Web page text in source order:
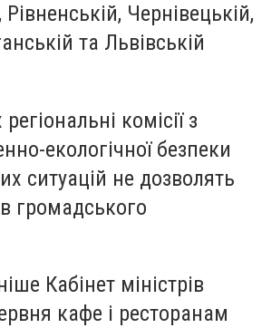
Чернівецькій,
та Львівській
комісії з
екологічної безпеки
ситуацій не дозволять
громадського
Кабінет міністрів
кафе і ресторанам